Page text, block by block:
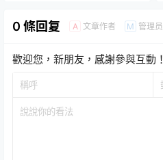
0 條回复 A 文章作者 M 管理员
歡迎您，新朋友，感謝參與互動！